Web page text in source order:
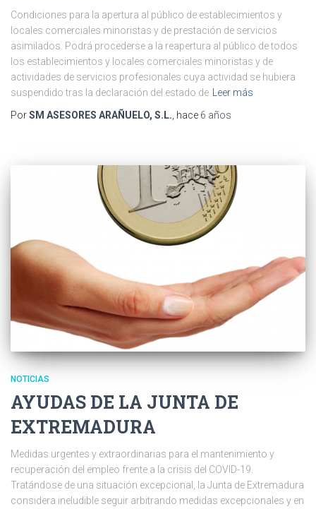
Condiciones para la apertura al público de establecimientos y
locales comerciales minoristas y de prestación de servicios
asimilados. Podrá procederse a la reapertura al público de todos
los establecimientos y locales comerciales minoristas y de
actividades de servicios profesionales cuya actividad se hubiera
suspendido tras la declaración del estado de
Leer más
PorSM ASESORES ARAÑUELO, S.L. , hace 6 años
NOTICIAS
AYUDAS DE LA JUNTA DE
EXTREMADURA
Medidas urgentes y extraordinarias para el mantenimiento y
recuperación del empleo frente a la crisis del COVID-19.
Tratándose de una situación excepcional, la Junta de Extremadura
considera ineludible seguir arbitrando medidas excepcionales y en